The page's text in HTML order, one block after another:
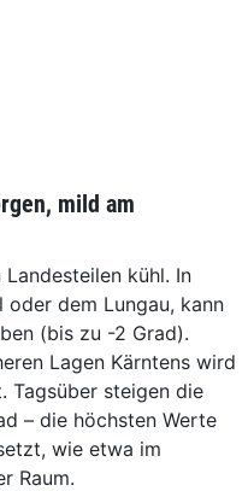
mild am
kühl. In
dem Lungau, kann
(bis zu -2 Grad).
Lagen Kärntens wird
Tagsüber steigen die
– die höchsten Werte
wie etwa im
Raum.